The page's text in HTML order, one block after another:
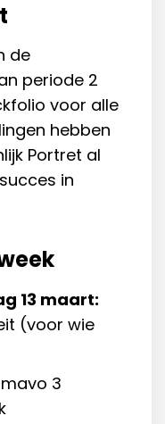
de
periode 2
voor alle
hebben
Portret al
in
13 maart:
(voor wie
mavo 3